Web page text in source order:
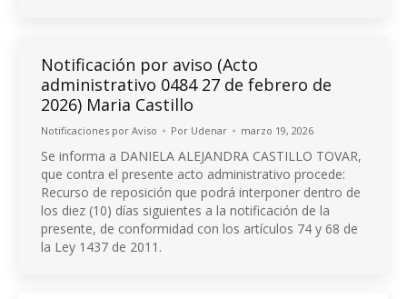
Notificación por aviso (Acto
administrativo 0484 27 de febrero de
2026) Maria Castillo
Notificaciones por Aviso Por Udenar marzo 19, 2026
Se informa a DANIELA ALEJANDRA CASTILLO TOVAR,
que contra el presente acto administrativo procede:
Recurso de reposición que podrá interponer dentro de
los diez (10) días siguientes a la notificación de la
presente, de conformidad con los artículos 74 y 68 de
la Ley 1437 de 2011.